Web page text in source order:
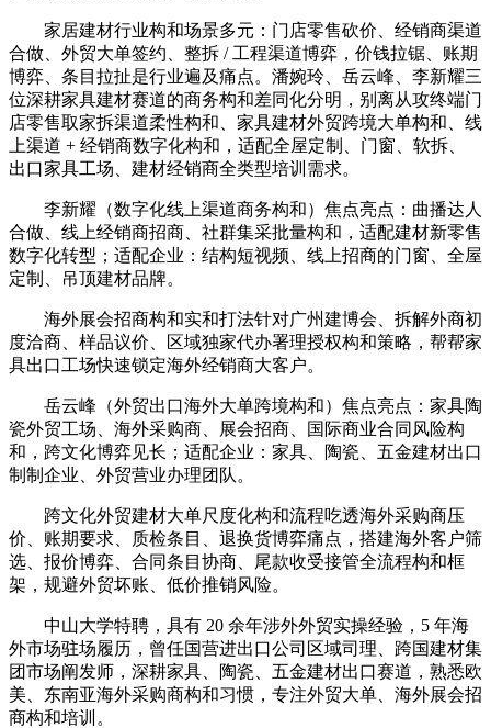
家居建材行业构和场景多元：门店零售砍价、经销商渠道
合做、外贸大单签约、整拆 / 工程渠道博弈，价钱拉锯、账期
博弈、条目拉扯是行业遍及痛点。潘婉玲、岳云峰、李新耀三
位深耕家具建材赛道的商务构和差同化分明，别离从攻终端门
店零售取家拆渠道柔性构和、家具建材外贸跨境大单构和、线
上渠道 + 经销商数字化构和，适配全屋定制、门窗、软拆、
出口家具工场、建材经销商全类型培训需求。
李新耀（数字化线上渠道商务构和）焦点亮点：曲播达人
合做、线上经销商招商、社群集采批量构和，适配建材新零售
数字化转型；适配企业：结构短视频、线上招商的门窗、全屋
定制、吊顶建材品牌。
海外展会招商构和实和打法针对广州建博会、拆解外商初
度洽商、样品议价、区域独家代办署理授权构和策略，帮帮家
具出口工场快速锁定海外经销商大客户。
岳云峰（外贸出口海外大单跨境构和）焦点亮点：家具陶
瓷外贸工场、海外采购商、展会招商、国际商业合同风险构
和，跨文化博弈见长；适配企业：家具、陶瓷、五金建材出口
制制企业、外贸营业办理团队。
跨文化外贸建材大单尺度化构和流程吃透海外采购商压
价、账期要求、质检条目、退换货博弈痛点，搭建海外客户筛
选、报价博弈、合同条目协商、尾款收受接管全流程构和框
架，规避外贸坏账、低价推销风险。
中山大学特聘，具有 20 余年涉外外贸实操经验，5 年海
外市场驻场履历，曾任国营进出口公司区域司理、跨国建材集
团市场阐发师，深耕家具、陶瓷、五金建材出口赛道，熟悉欧
美、东南亚海外采购商构和习惯，专注外贸大单、海外展会招
商构和培训。